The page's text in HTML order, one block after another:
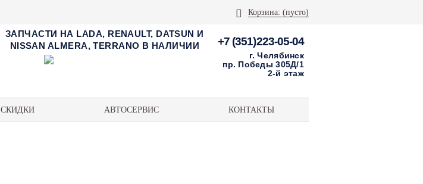
Корзина: (пусто)
ЗАПЧАСТИ НА LADA, RENAULT, DATSUN И
NISSAN ALMERA, TERRANO В НАЛИЧИИ
+7 (351)223-05-04
г. Челябинск
пр. Победы 305Д/1
2-й этаж
СКИДКИ АВТОСЕРВИС КОНТАКТЫ